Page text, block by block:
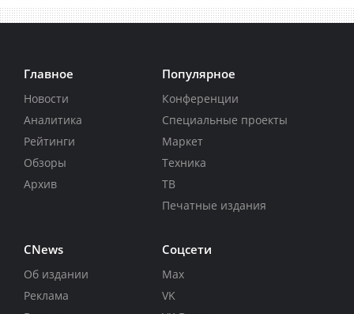
Главное
Новости
Аналитика
Рейтинги
Обзоры
Архив
Популярное
Конференции
Специальные проекты
Маркет
Техника
ТВ
Печатные издания
CNews
Об издании
Реклама
Соцсети
Max
VK